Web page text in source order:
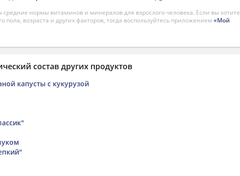
нормы витаминов и минералов для взрослого человека. Если вы хотите
пола, возраста и других факторов, тогда воспользуйтесь приложением «Мой
состав других продуктов
капусты с кукурузой